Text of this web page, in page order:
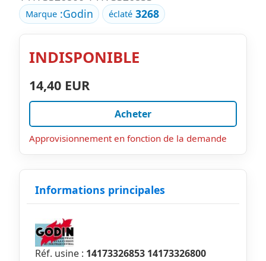
Marque:Godin éclaté 3268
INDISPONIBLE
14,40 EUR
Acheter
Approvisionnement en fonction de la demande
Informations principales
Réf. usine : 14173326853 14173326800